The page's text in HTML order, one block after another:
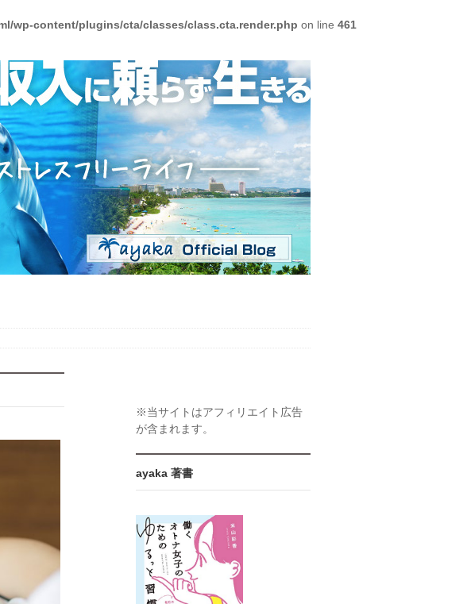
wp-content/plugins/cta/classes/class.cta.render.php on line 461
※当サイトはアフィリエイト広告
が含まれます。
ayaka 著書